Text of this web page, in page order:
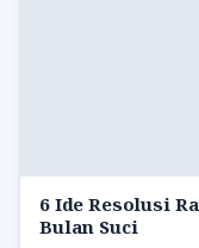
6 Ide Resolusi
Bulan Suci